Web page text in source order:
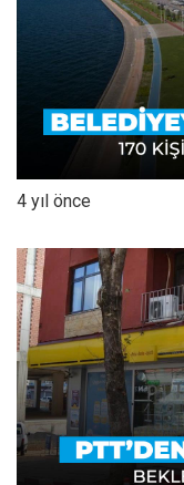
4 yıl önce